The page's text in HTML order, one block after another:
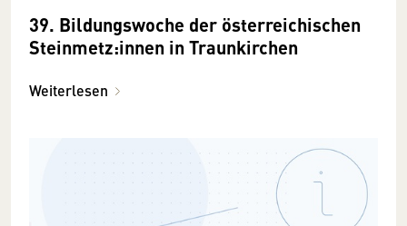
39. Bildungswoche der österreichischen
Steinmetz:innen in Traunkirchen
Weiterlesen